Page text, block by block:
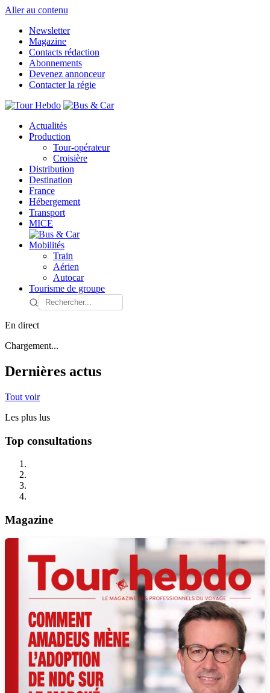
Aller au contenu
Newsletter
Magazine
Contacts rédaction
Abonnements
Devenez annonceur
Contacter la régie
Actualités
Production
Tour-opérateur
Croisière
Distribution
Destination
France
Hébergement
Transport
MICE
Mobilités
Train
Aérien
Autocar
Tourisme de groupe
En direct
Chargement...
Dernières actus
Tout voir
Les plus lus
Top consultations
Magazine